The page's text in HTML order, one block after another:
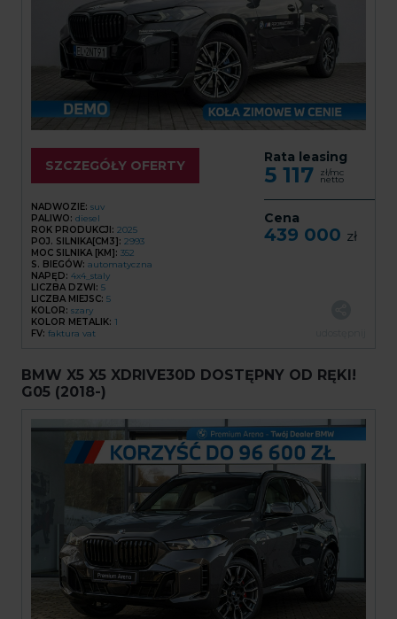
NADWOZIE: suv
PALIWO: diesel
ROK PRODUKCJI: 2025
POJ. SILNIKA[CM3]: 2993
MOC SILNIKA [KM]: 352
S. BIEGÓW: automatyczna
NAPĘD: 4x4_staly
LICZBA DZWI: 5
LICZBA MIEJSC: 5
KOLOR: szary
KOLOR METALIK: 1
FV: faktura vat
SZCZEGÓŁY OFERTY
Rata leasing
5 117 zł/mc
netto
Cena
439 000 zł
BMW X5 X5 XDRIVE30D DOSTĘPNY OD RĘKI!
G05 (2018-)